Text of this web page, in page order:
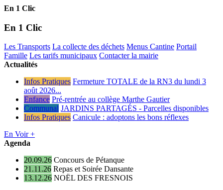
En 1 Clic
En 1 Clic
Les Transports La collecte des déchets Menus Cantine Portail
Famille Les tarifs municipaux Contacter la mairie
Actualités
Infos Pratiques Fermeture TOTALE de la RN3 du lundi 3
août 2026...
Enfance Pré-rentrée au collège Marthe Gautier
Communal JARDINS PARTAGÉS - Parcelles disponibles
Infos Pratiques Canicule : adoptons les bons réflexes
En Voir +
Agenda
20.09.26 Concours de Pétanque
21.11.26 Repas et Soirée Dansante
13.12.26 NOËL DES FRESNOIS